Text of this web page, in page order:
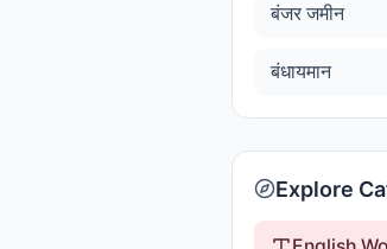
बंजर जमीन
बंधायमान
Explore